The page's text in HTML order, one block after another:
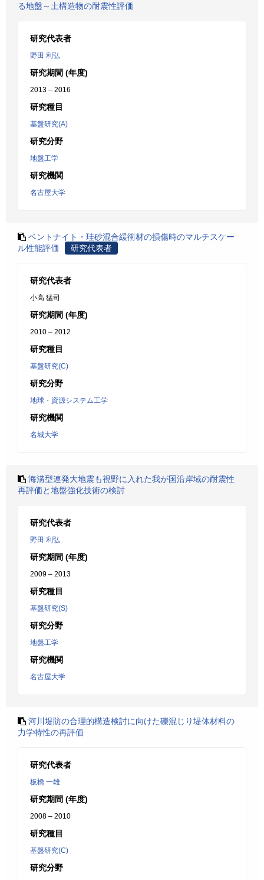
る地盤～土構造物の耐震性評価
研究代表者
野田 利弘
研究期間 (年度)
2013 – 2016
研究種目
基盤研究(A)
研究分野
地盤工学
研究機関
名古屋大学
ベントナイト・珪砂混合緩衝材の損傷時のマルチスケー
ル性能評価
研究代表者
研究代表者
小高 猛司
研究期間 (年度)
2010 – 2012
研究種目
基盤研究(C)
研究分野
地球・資源システム工学
研究機関
名城大学
海溝型連発大地震も視野に入れた我が国沿岸域の耐震性
再評価と地盤強化技術の検討
研究代表者
野田 利弘
研究期間 (年度)
2009 – 2013
研究種目
基盤研究(S)
研究分野
地盤工学
研究機関
名古屋大学
河川堤防の合理的構造検討に向けた礫混じり堤体材料の
力学特性の再評価
研究代表者
板橋 一雄
研究期間 (年度)
2008 – 2010
研究種目
基盤研究(C)
研究分野